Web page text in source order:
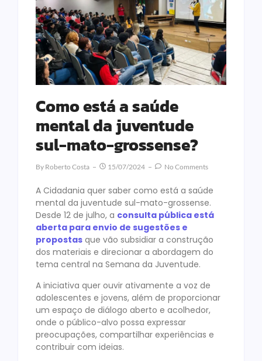
Como está a saúde
mental da juventude
sul-mato-grossense?
By Roberto Costa 15/07/2024 No Comments
A Cidadania quer saber como está a saúde
mental da juventude sul-mato-grossense.
Desde 12 de julho, a consulta pública está
aberta para envio de sugestões e
propostas que vão subsidiar a construção
dos materiais e direcionar a abordagem do
tema central na Semana da Juventude.
A iniciativa quer ouvir ativamente a voz de
adolescentes e jovens, além de proporcionar
um espaço de diálogo aberto e acolhedor,
onde o público-alvo possa expressar
preocupações, compartilhar experiências e
contribuir com ideias.